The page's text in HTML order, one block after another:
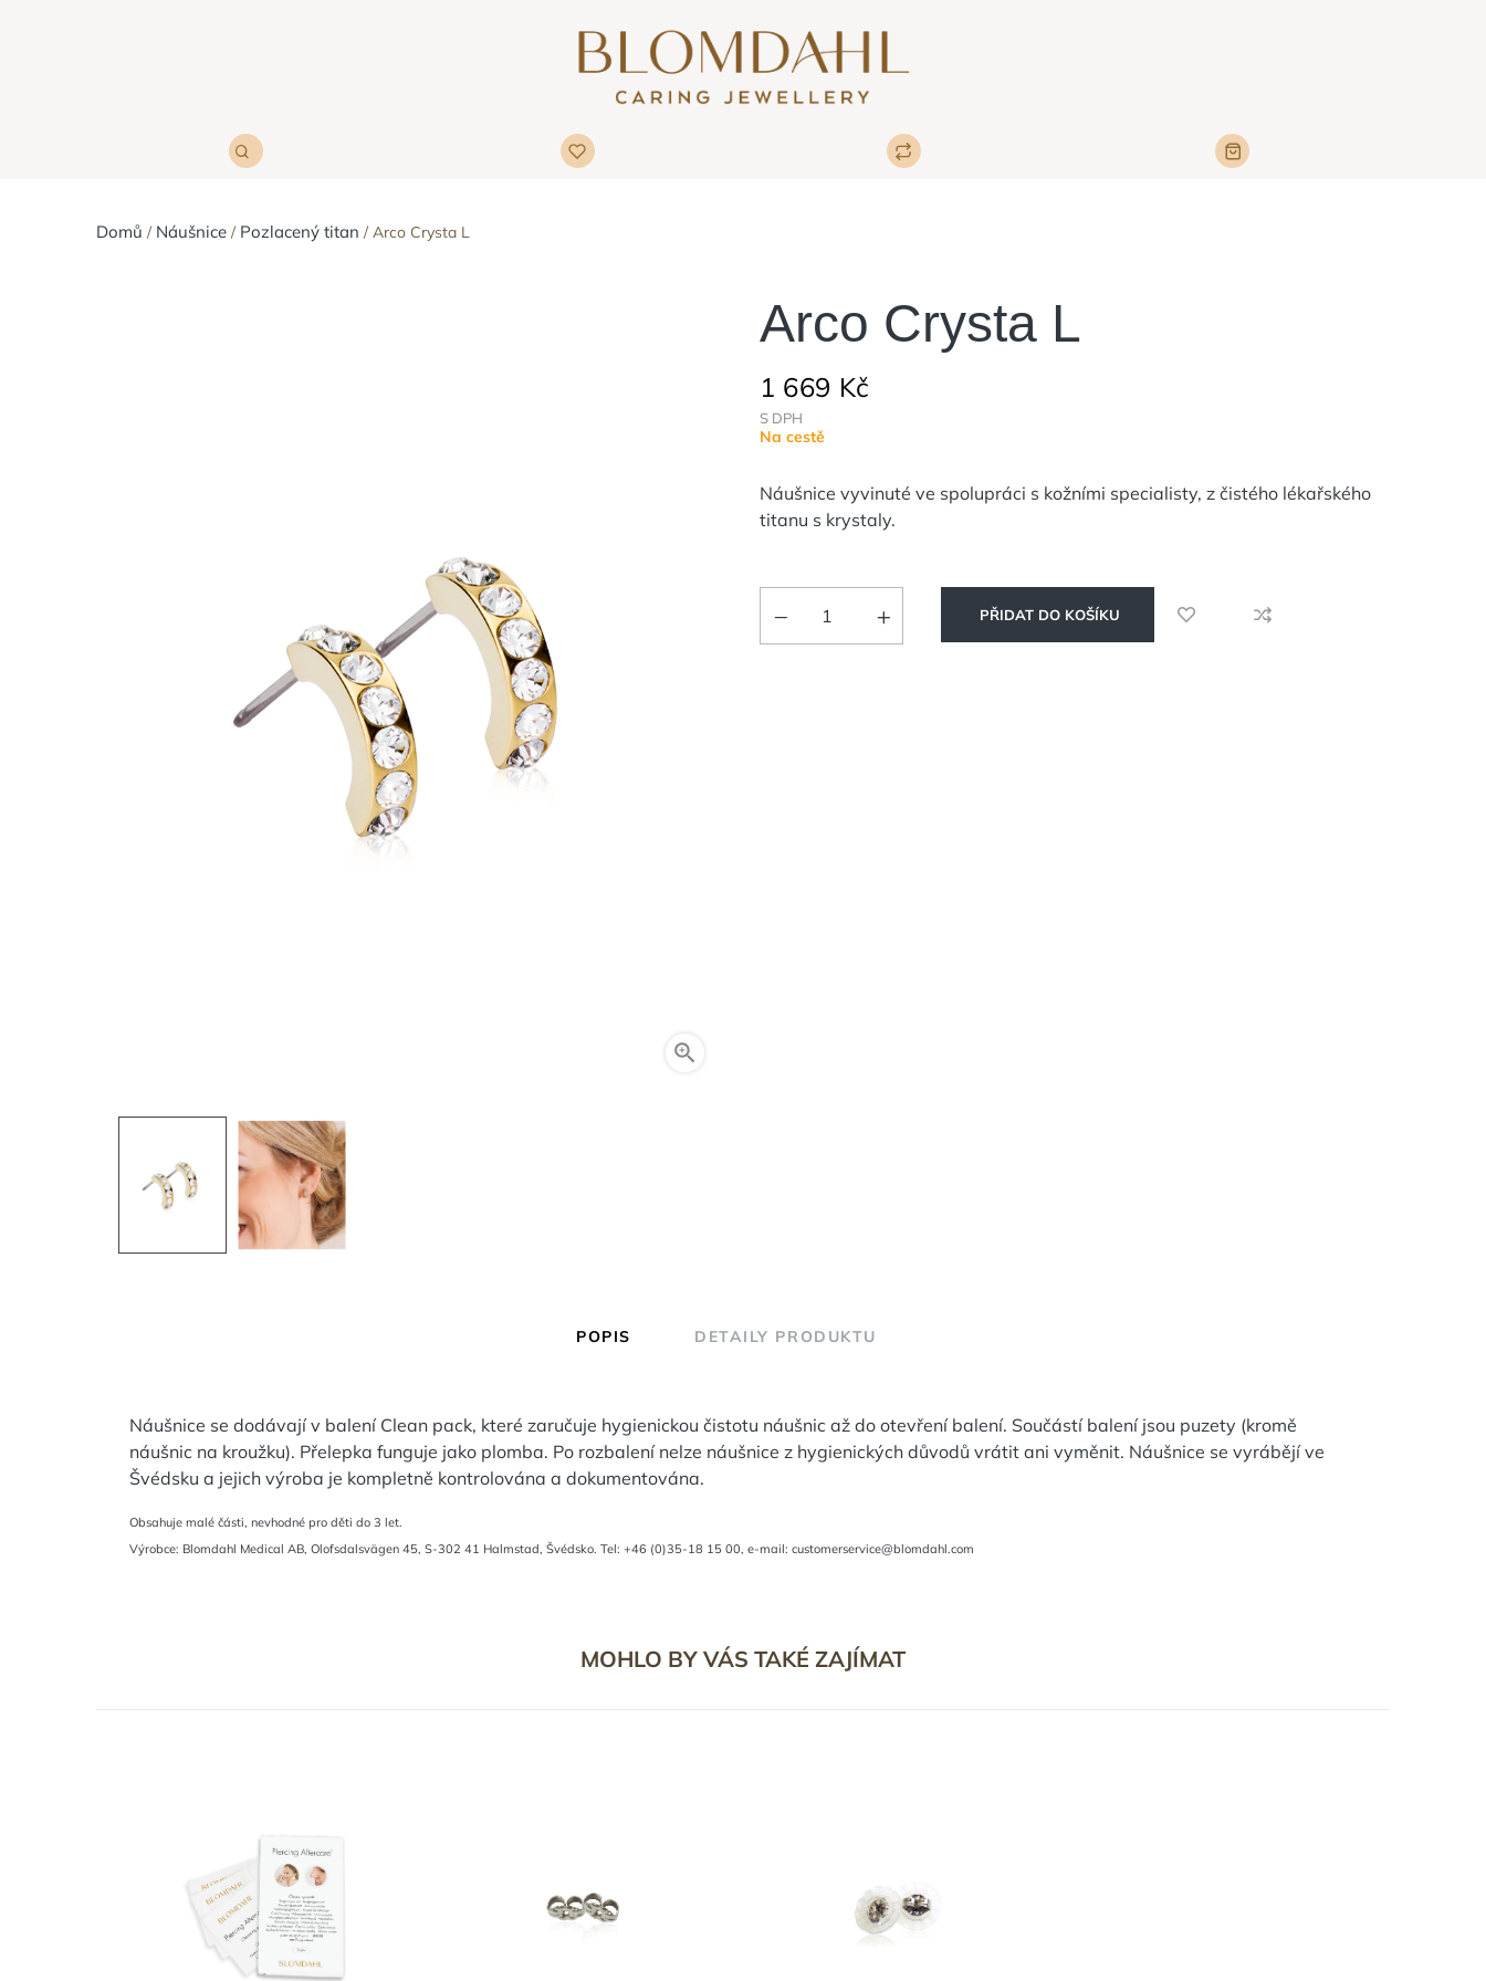
Domů Náušnice Pozlacený titan Arco Crysta L

Arco Crysta L
1 669 Kč
S DPH
Na cestě
Náušnice vyvinuté ve spolupráci s kožními specialisty, z čistého lékařského
titanu s krystaly.
PŘIDAT DO KOŠÍKU
POPIS DETAILY PRODUKTU
Náušnice se dodávají v balení Clean pack, které zaručuje hygienickou čistotu náušnic až do otevření balení. Součástí balení jsou puzety (kromě
náušnic na kroužku). Přelepka funguje jako plomba. Po rozbalení nelze náušnice z hygienických důvodů vrátit ani vyměnit. Náušnice se vyrábějí ve
Švédsku a jejich výroba je kompletně kontrolována a dokumentována.
Obsahuje malé části, nevhodné pro děti do 3 let.
Výrobce: Blomdahl Medical AB, Olofsdalsvägen 45, S-302 41 Halmstad, Švédsko. Tel: +46 (0)35-18 15 00, e-mail: customerservice@blomdahl.com
MOHLO BY VÁS TAKÉ ZAJÍMAT